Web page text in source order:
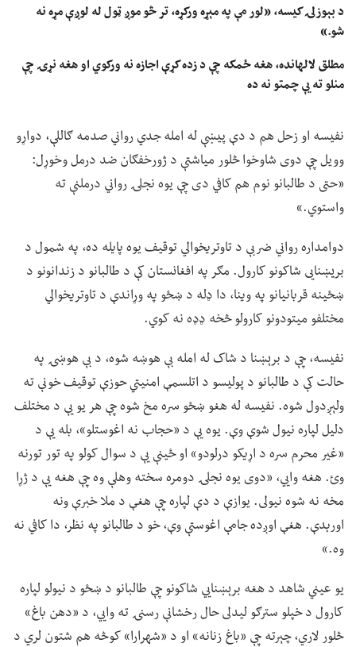
د بېوزلۍ کیسه، «لور مې په مېړه ورکړه، تر څو موږ ټول له لوږې مړه نه
شو.»
مطلق لالهانده، هغه ځمکه چې د زده کړې اجازه نه ورکوي او هغه نړۍ چې
منلو ته یې چمتو نه ده
نفیسه او زحل هم د دې پیښې له امله جدي رواني صدمه ګاللې، دواړو
وویل چې دوی شاوخوا څلور میاشتې د ژورخفګان ضد درمل وخوړل:
«حتی د طالبانو نوم هم کافي دی چې یوه نجلۍ رواني درملنې ته
واستوي.»
دوامداره رواني ضربې د تاوتریخوالي توقیف یوه پایله ده، په شمول د
بریښنایی شاکونو کارول. مګر په افغانستان کې د طالبانو د زندانونو د
ښځینه قربانیانو په وینا، دا ډله د ښځو په وړاندې د تاوتریخوالي
مختلفو میتودونو کارولو څخه ډډه نه کوي.
نفیسه، چې د برېښنا د شاک له امله بې هوښه شوه، د بې هوښۍ په
حالت کې د طالبانو د پولیسو د اتلسمې امنیتي حوزې توقیف خونې ته
ولېږدول شوه. نفیسه له هغو ښځو سره مخ شوه چې هر یو یې د مختلف
دلیل لپاره نیول شوې وې. یوه یې د «حجاب نه اغوستلو»، بله یې د
«غیر محرم سره د اړیکو درلودو» او ځینې یې د سوال کولو په تور تورنه
وئ. هغه وايي، «دوی یوه نجلۍ دومره سخته وهلې وه چې هغه یې د ژړا
مخه نه شوه نیولی. یوازې د دې لپاره چې هغې د ملا خبرې ونه
اورېدې. هغې اوږده جامې اغوستې وې، خو د طالبانو په نظر، دا کافي نه
وه.»
یو عیني شاهد د هغه برېښنايي شاکونو چې طالبانو د ښځو د نیولو لپاره
کارول د خپلو سترګو لیدلی حال رخشانې رسنۍ ته وايي، د «دهن باغ»
څلور لاري، چېرته چې «باغ زنانه» او د «شهرارا» کوڅه هم شتون لري د